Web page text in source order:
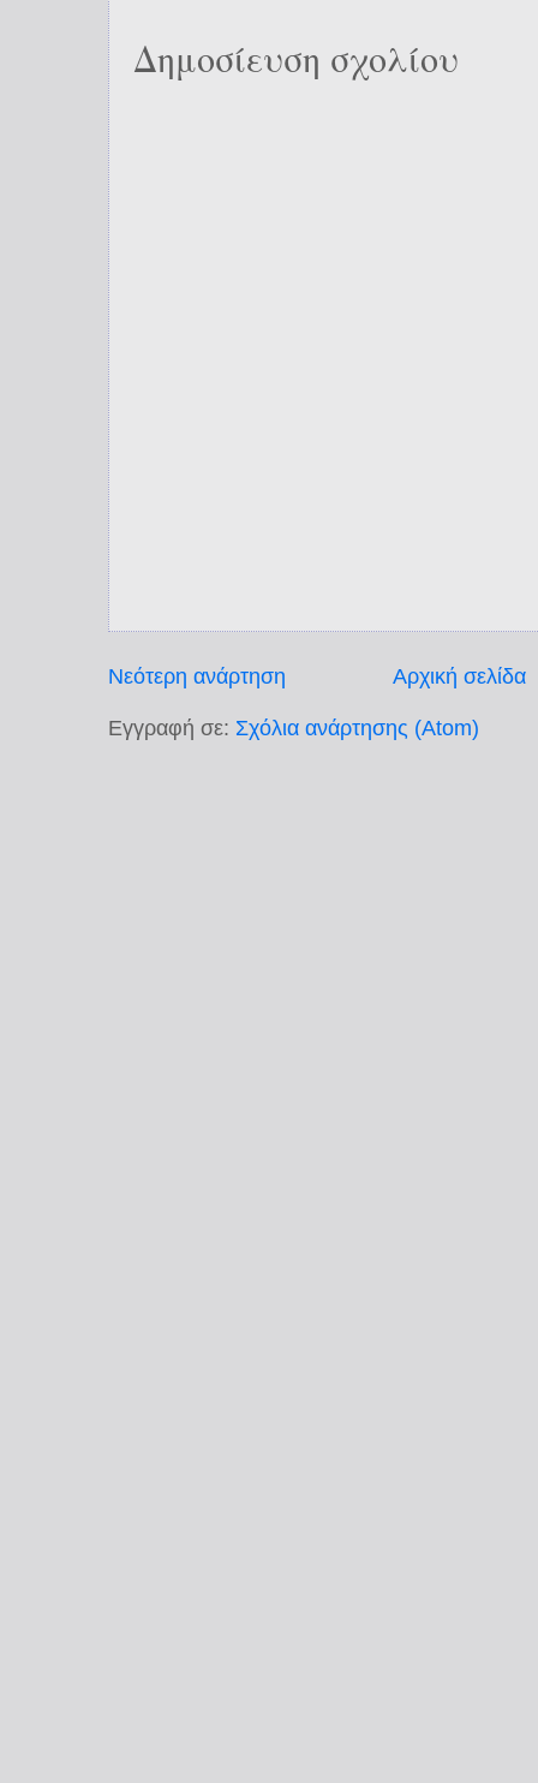
Δημοσίευση σχολίου
Νεότερη ανάρτηση Αρχική σελίδα
Εγγραφή σε: Σχόλια ανάρτησης (Atom)